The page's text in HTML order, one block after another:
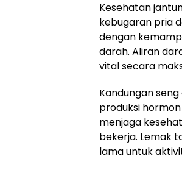
Kesehatan
kebugaran pria
dengan
darah. Aliran
vital secara
Kandungan
produksi
menjaga
bekerja. Lemak
lama untuk